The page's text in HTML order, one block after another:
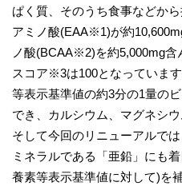
ぱく質、そのうち食事などか
アミノ酸(EAA※1)が約
ノ酸(BCAA※2)を約5,000mg
スコア※3は100となっていま
等表示基準値の約3分の1量の
でき、カルシウム、マグネシ
そして今回のリニューアルで
ミネラルである「亜鉛」にも
養素等表示基準値に対して)を